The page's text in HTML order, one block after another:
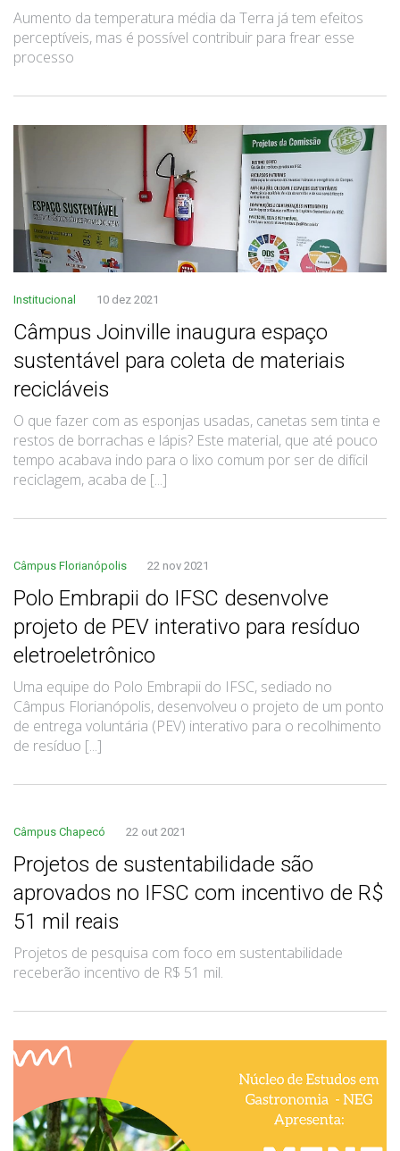
Aumento da temperatura média da Terra já tem efeitos
perceptíveis, mas é possível contribuir para frear esse
processo
Institucional 10 dez 2021
Câmpus Joinville inaugura espaço
sustentável para coleta de materiais
recicláveis
O que fazer com as esponjas usadas, canetas sem tinta e
restos de borrachas e lápis? Este material, que até pouco
tempo acabava indo para o lixo comum por ser de difícil
reciclagem, acaba de [...]
Câmpus Florianópolis 22 nov 2021
Polo Embrapii do IFSC desenvolve
projeto de PEV interativo para resíduo
eletroeletrônico
Uma equipe do Polo Embrapii do IFSC, sediado no
Câmpus Florianópolis, desenvolveu o projeto de um ponto
de entrega voluntária (PEV) interativo para o recolhimento
de resíduo [...]
Câmpus Chapecó 22 out 2021
Projetos de sustentabilidade são
aprovados no IFSC com incentivo de R$
51 mil reais
Projetos de pesquisa com foco em sustentabilidade
receberão incentivo de R$ 51 mil.